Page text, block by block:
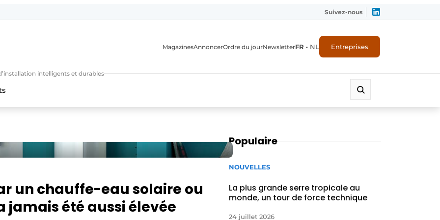
Suivez-nous
intelligents et durables
MagazinesAnnoncerOrdre du jourNewsletterFR • NL Entreprises
un chauffe-eau solaire ou
été aussi élevée
Populaire
NOUVELLES
La plus grande serre tropicale au
monde, un tour de force technique
24 juillet 2026